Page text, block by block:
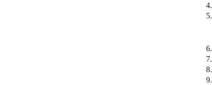
4.
5.
6.
7.
8.
9.